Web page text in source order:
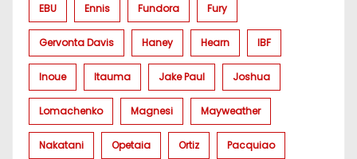
EBU Ennis Fundora Fury
Gervonta Davis Haney Hearn IBF
Inoue Itauma Jake Paul Joshua
Lomachenko Magnesi Mayweather
Nakatani Opetaia Ortiz Pacquiao